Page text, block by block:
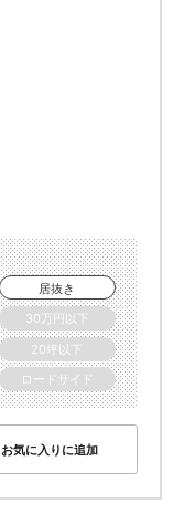
居抜き
30万円以下
20坪以下
ロードサイド
お気に入りに追加